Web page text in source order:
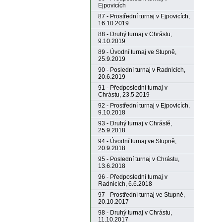
Ejpovicích
87 - Prostřední turnaj v Ejpovicích,
16.10.2019
88 - Druhý turnaj v Chrástu,
9.10.2019
89 - Úvodní turnaj ve Stupně,
25.9.2019
90 - Poslední turnaj v Radnicích,
20.6.2019
91 - Předposlední turnaj v
Chrástu, 23.5.2019
92 - Prostřední turnaj v Ejpovicích,
9.10.2018
93 - Druhý turnaj v Chrástě,
25.9.2018
94 - Úvodní turnaj ve Stupně,
20.9.2018
95 - Poslední turnaj v Chrástu,
13.6.2018
96 - Předposlední turnaj v
Radnicích, 6.6.2018
97 - Prostřední turnaj ve Stupně,
20.10.2017
98 - Druhý turnaj v Chrástu,
11.10.2017